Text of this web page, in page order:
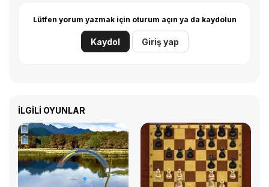
Lütfen yorum yazmak için oturum açın ya da kaydolun
Kaydol Giriş yap
İLGILI OYUNLAR